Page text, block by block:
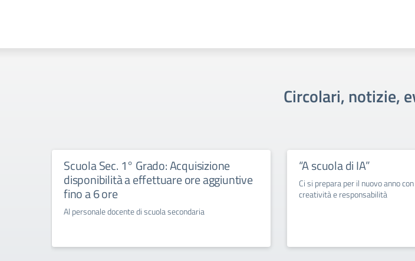
Circolari, notizie,
Scuola Sec. 1° Grado: Acquisizione
disponibilità a effettuare ore aggiuntive
fino a 6 ore
Al personale docente di scuola secondaria
“A scuola di IA”
Ci si prepara per il nuovo anno
creatività e responsabilità